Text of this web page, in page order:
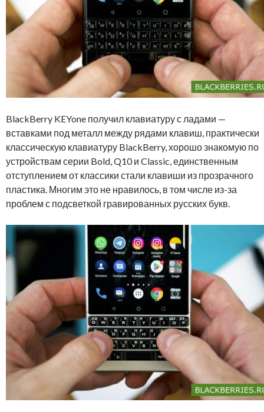
BlackBerry KEYone получил клавиатуру с ладами —
вставками под металл между рядами клавиш, практически
классическую клавиатуру BlackBerry, хорошо знакомую по
устройствам серии Bold, Q10 и Classic, единственным
отступлением от классики стали клавиши из прозрачного
пластика. Многим это не нравилось, в том числе из-за
проблем с подсветкой гравированных русских букв.